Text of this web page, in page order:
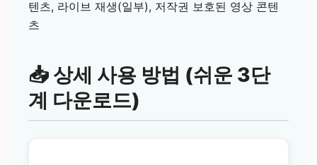
텐츠, 라이브 재생(일부), 저작권 보호된 영상 콘텐
츠
📥 상세 사용 방법 (쉬운 3단
계 다운로드)